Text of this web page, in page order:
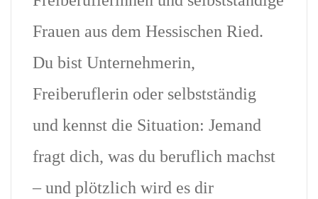
Frauen aus dem Hessischen Ried.
Du bist Unternehmerin,
Freiberuflerin oder selbstständig
und kennst die Situation: Jemand
fragt dich, was du beruflich machst
– und plötzlich wird es dir